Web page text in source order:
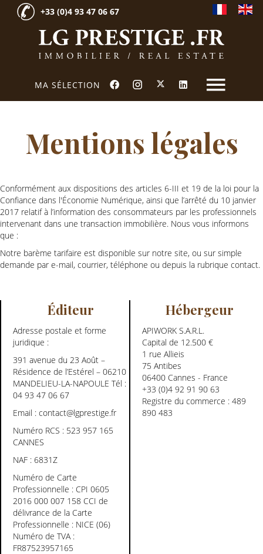
MA SÉLECTION
+33 (0)4 93 47 06 67
Mentions légales
Conformément aux dispositions des articles 6-III et 19 de la loi pour la
Confiance dans l'Économie Numérique, ainsi que l’arrêté du 10 janvier
2017 relatif à l’information des consommateurs par les professionnels
intervenant dans une transaction immobilière. Nous vous informons
que :
Notre barème tarifaire est disponible sur notre site, ou sur simple
demande par e-mail, courrier, téléphone ou depuis la rubrique contact.
Éditeur
Adresse postale et forme
juridique :
391 avenue du 23 Août –
Résidence de l’Estérel – 06210
MANDELIEU-LA-NAPOULE Tél :
04 93 47 06 67
Email : contact@lgprestige.fr
Numéro RCS : 523 957 165
CANNES
NAF : 6831Z
Numéro de Carte
Professionnelle : CPI 0605
2016 000 007 158 CCI de
délivrance de la Carte
Professionnelle : NICE (06)
Numéro de TVA :
FR87523957165
Hébergeur
APIWORK S.A.R.L.
Capital de 12.500 €
1 rue Allieis
75 Antibes
06400 Cannes - France
+33 (0)4 92 91 90 63
Registre du commerce : 489
890 483